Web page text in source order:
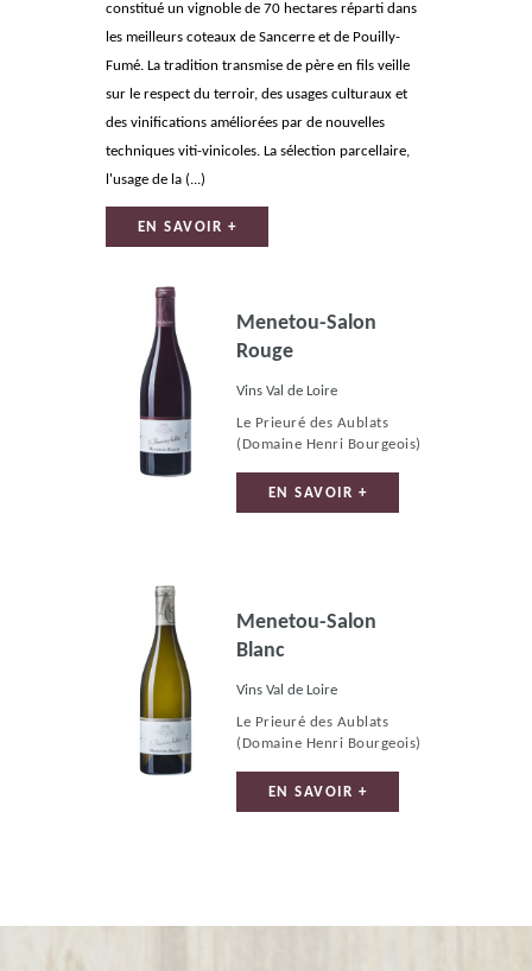
constitué un vignoble de 70 hectares réparti dans
les meilleurs coteaux de Sancerre et de Pouilly-
Fumé. La tradition transmise de père en fils veille
sur le respect du terroir, des usages culturaux et
des vinifications améliorées par de nouvelles
techniques viti-vinicoles. La sélection parcellaire,
l'usage de la (...)
EN SAVOIR +
Menetou-Salon
Rouge
Vins Val de Loire
Le Prieuré des Aublats
(Domaine Henri Bourgeois)
EN SAVOIR +
Menetou-Salon
Blanc
Vins Val de Loire
Le Prieuré des Aublats
(Domaine Henri Bourgeois)
EN SAVOIR +